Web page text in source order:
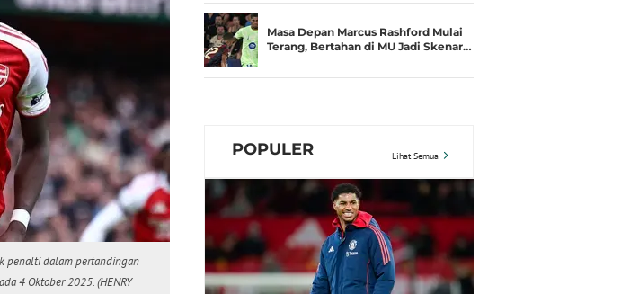
penalti dalam pertandingan
4 Oktober 2025. (HENRY
Masa Depan Marcus Rashford Mulai
Terang, Bertahan di MU Jadi Skenar…
POPULER Lihat Semua